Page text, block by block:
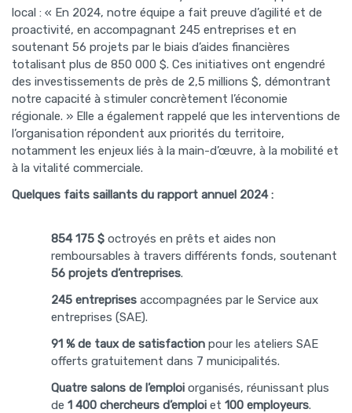
local : « En 2024, notre équipe a fait preuve d’agilité et de
proactivité, en accompagnant 245 entreprises et en
soutenant 56 projets par le biais d’aides financières
totalisant plus de 850 000 $. Ces initiatives ont engendré
des investissements de près de 2,5 millions $, démontrant
notre capacité à stimuler concrètement l’économie
régionale. » Elle a également rappelé que les interventions de
l’organisation répondent aux priorités du territoire,
notamment les enjeux liés à la main-d’œuvre, à la mobilité et
à la vitalité commerciale.
Quelques faits saillants du rapport annuel 2024 :
854 175 $ octroyés en prêts et aides non
remboursables à travers différents fonds, soutenant
56 projets d’entreprises.
245 entreprises accompagnées par le Service aux
entreprises (SAE).
91 % de taux de satisfaction pour les ateliers SAE
offerts gratuitement dans 7 municipalités.
Quatre salons de l’emploi organisés, réunissant plus
de 1 400 chercheurs d’emploi et 100 employeurs.